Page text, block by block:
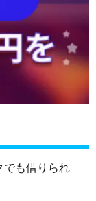
でも借りられ